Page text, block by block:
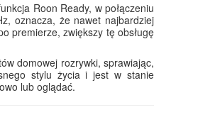
Roon Ready, w połączeniu
oznacza, że nawet najbardziej
premierze, zwiększy tę obsługę
domowej rozrywki, sprawiając,
stylu życia i jest w stanie
lub oglądać.